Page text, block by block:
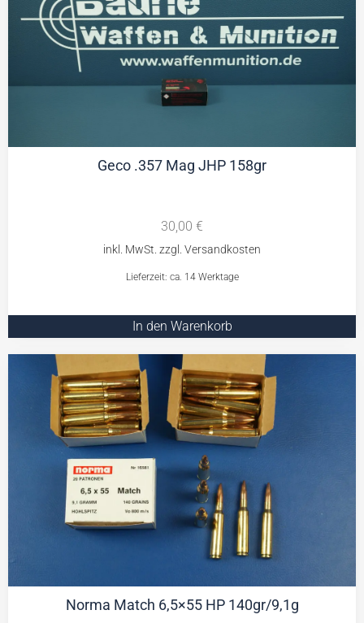
Geco .357 Mag JHP 158gr
30,00 €
Lieferzeit: ca. 14 Werktage
In den Warenkorb
Norma Match 6,5×55 HP 140gr/9,1g